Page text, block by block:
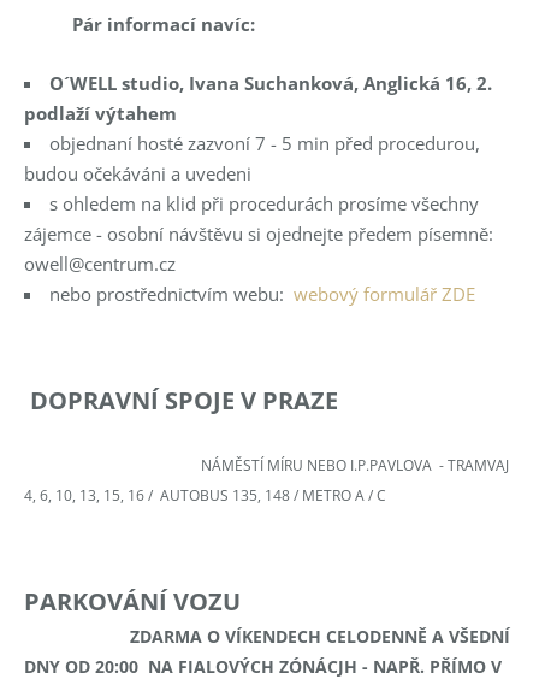
Pár informací navíc:
O´WELL studio, Ivana Suchanková, Anglická 16, 2.
podlaží výtahem
objednaní hosté zazvoní 7 - 5 min před procedurou,
budou očekáváni a uvedeni
s ohledem na klid při procedurách prosíme všechny
zájemce - osobní návštěvu si ojednejte předem písemně:
owell@centrum.cz
nebo prostřednictvím webu: webový formulář ZDE
DOPRAVNÍ SPOJE V PRAZE
NÁMĚSTÍ MÍRU NEBO I.P.PAVLOVA -TRAMVAJ
4, 6, 10, 13, 15, 16 / AUTOBUS 135, 148 / METRO A / C
PARKOVÁNÍ VOZU
ZDARMA O VÍKENDECH CELODENNĚ A VŠEDNÍ
DNY OD 20:00 NA FIALOVÝCH ZÓNÁCJH - NAPŘ. PŘÍMO V